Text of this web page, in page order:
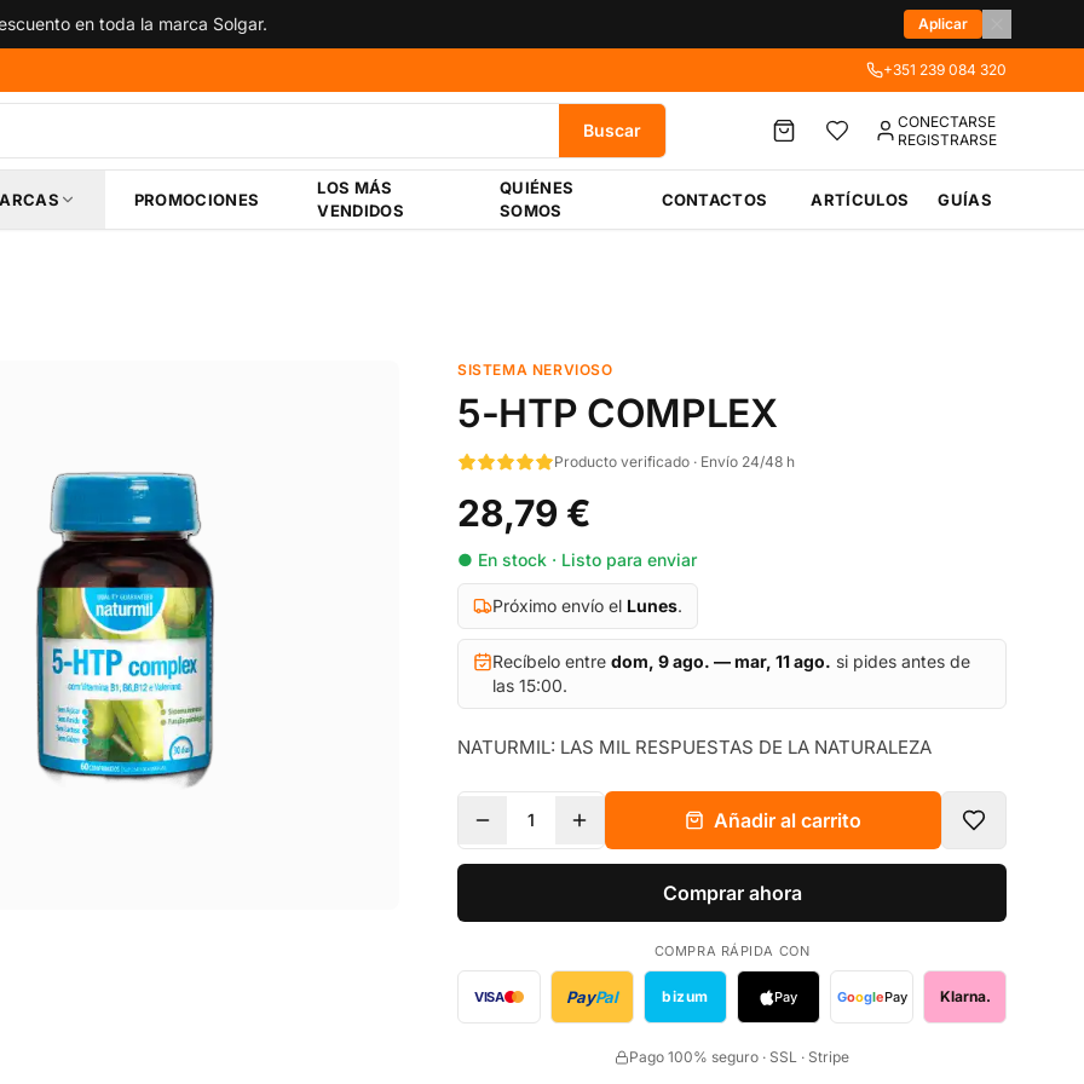
en toda la marca Solgar. Aplicar
+351 239 084 320
Buscar
CONECTARSE
REGISTRARSE
PROMOCIONES
LOS MÁS
VENDIDOS
QUIÉNES
SOMOS
CONTACTOS ARTÍCULOS GUÍAS
SISTEMA NERVIOSO
5-HTP COMPLEX
Producto verificado · Envío 24/48 h
28,79 €
● En stock · Listo para enviar
Próximo envío el Lunes.
Recíbelo entre dom, 9 ago. — mar, 11 ago. si pides antes de
las 15:00.
NATURMIL: LAS MIL RESPUESTAS DE LA NATURALEZA
1 Añadir al carrito
Comprar ahora
COMPRA RÁPIDA CON
VISA PayPal bizum Pay GooglePay Klarna.
Pago 100% seguro · SSL · Stripe